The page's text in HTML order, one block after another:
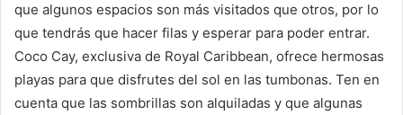
que algunos espacios son más visitados que otros, por lo
que tendrás que hacer filas y esperar para poder entrar.
Coco Cay, exclusiva de Royal Caribbean, ofrece hermosas
playas para que disfrutes del sol en las tumbonas. Ten en
cuenta que las sombrillas son alquiladas y que algunas